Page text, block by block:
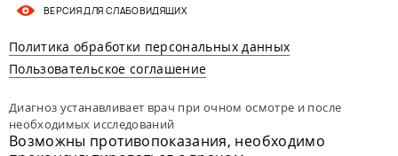
ВЕРСИЯ ДЛЯ СЛАБОВИДЯЩИХ
Политика обработки персональных данных
Пользовательское соглашение
Диагноз устанавливает врач при очном осмотре и после
необходимых исследований
Возможны противопоказания, необходимо